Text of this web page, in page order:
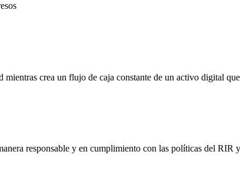
crea un flujo de caja constante de un activo digital
responsable y en cumplimiento con las políticas del RIR